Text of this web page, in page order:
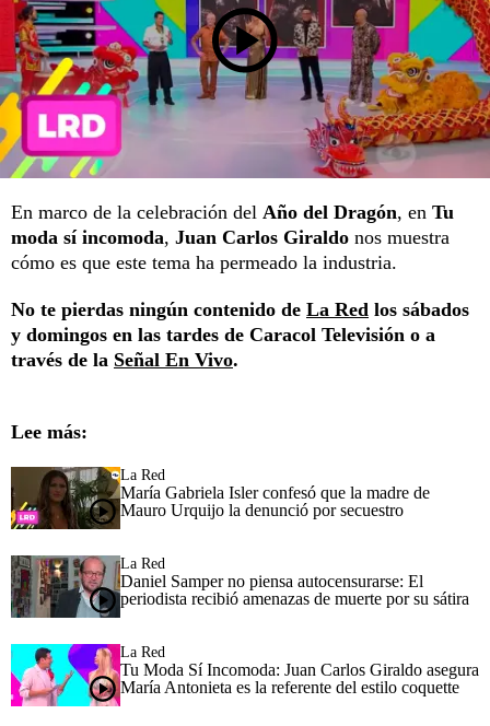
En marco de la celebración del Año del Dragón, en Tu
moda sí incomoda, Juan Carlos Giraldo nos muestra
cómo es que este tema ha permeado la industria.
No te pierdas ningún contenido de La Red los sábados
y domingos en las tardes de Caracol Televisión o a
través de la Señal En Vivo.
Lee más:
La Red
María Gabriela Isler confesó que la madre de
Mauro Urquijo la denunció por secuestro
La Red
Daniel Samper no piensa autocensurarse: El
periodista recibió amenazas de muerte por su sátira
La Red
Tu Moda Sí Incomoda: Juan Carlos Giraldo asegura
María Antonieta es la referente del estilo coquette